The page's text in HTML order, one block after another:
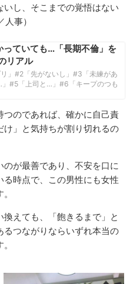
し、そこまでの覚悟はない
事）
っていても…「長期不倫」を
リアル
」#2「先がないし」#3「未練があ
#5「上司と…」#6「キープのつも
のであれば、確かに自己責
」と気持ちが割り切れるの
が最善であり、不安を口に
時点で、この男性にも女性
えても、「飽きるまで」と
るつながりならいずれ本当の